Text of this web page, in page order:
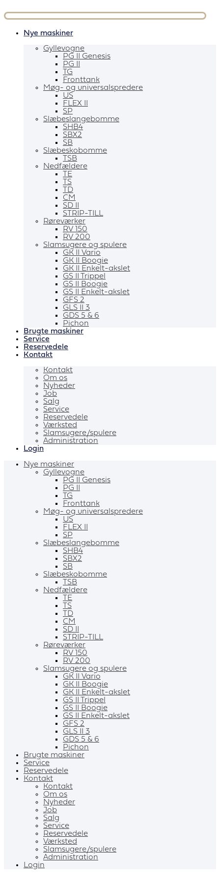
til
Nye maskiner
Gyllevogne
PG II Genesis
PG II
TG
Fronttank
Møg- og universalspredere
US
FLEX II
SP
Slæbeslangebomme
SHB4
SBX2
SB
Slæbeskobomme
TSB
Nedfældere
TE
TS
TD
CM
SD II
STRIP-TILL
Røreværker
RV 150
RV 200
Slamsugere og spulere
GK II Vario
GK II Boogie
GK II Enkelt-akslet
GS II Trippel
GS II Boogie
GS II Enkelt-akslet
GFS 2
GLS II 3
GDS 5 & 6
Pichon
Brugte maskiner
Service
Reservedele
Kontakt
Kontakt
Om os
Nyheder
Job
Salg
Service
Reservedele
Værksted
Slamsugere/spulere
Administration
Login
Nye maskiner
Gyllevogne
PG II Genesis
PG II
TG
Fronttank
Møg- og universalspredere
US
FLEX II
SP
Slæbeslangebomme
SHB4
SBX2
SB
Slæbeskobomme
TSB
Nedfældere
TE
TS
TD
CM
SD II
STRIP-TILL
Røreværker
RV 150
RV 200
Slamsugere og spulere
GK II Vario
GK II Boogie
GK II Enkelt-akslet
GS II Trippel
GS II Boogie
GS II Enkelt-akslet
GFS 2
GLS II 3
GDS 5 & 6
Pichon
Brugte maskiner
Service
Reservedele
Kontakt
Kontakt
Om os
Nyheder
Job
Salg
Service
Reservedele
Værksted
Slamsugere/spulere
Administration
Login